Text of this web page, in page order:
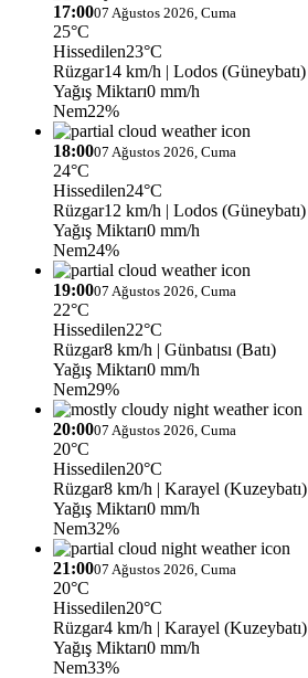
17:0007 Ağustos 2026, Cuma
25°C
Hissedilen23°C
Rüzgar14 km/h | Lodos (Güneybatı)
Yağış Miktarı0 mm/h
Nem22%
18:0007 Ağustos 2026, Cuma
24°C
Hissedilen24°C
Rüzgar12 km/h | Lodos (Güneybatı)
Yağış Miktarı0 mm/h
Nem24%
19:0007 Ağustos 2026, Cuma
22°C
Hissedilen22°C
Rüzgar8 km/h | Günbatısı (Batı)
Yağış Miktarı0 mm/h
Nem29%
20:0007 Ağustos 2026, Cuma
20°C
Hissedilen20°C
Rüzgar8 km/h | Karayel (Kuzeybatı)
Yağış Miktarı0 mm/h
Nem32%
21:0007 Ağustos 2026, Cuma
20°C
Hissedilen20°C
Rüzgar4 km/h | Karayel (Kuzeybatı)
Yağış Miktarı0 mm/h
Nem33%